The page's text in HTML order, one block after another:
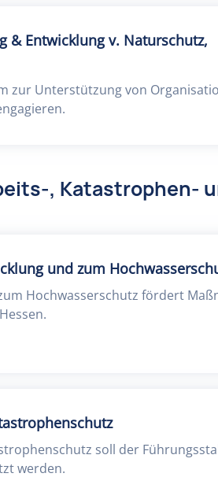
& Entwicklung v. Naturschutz,
zur Unterstützung von
, Katastrophen-
und zum
Hochwasserschutz fördert
soll der
werden.